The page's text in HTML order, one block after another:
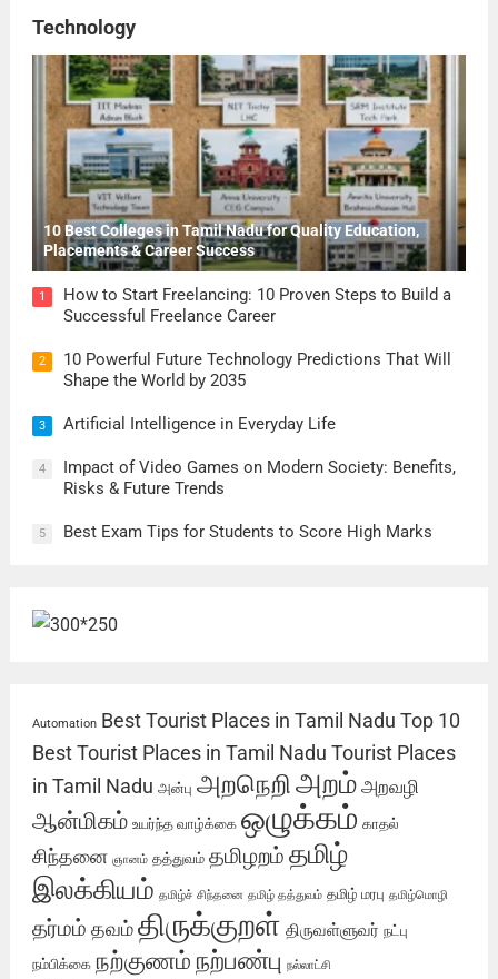
Technology
10 Best Colleges in Tamil Nadu for Quality Education,
Placements & Career Success
1
How to Start Freelancing: 10 Proven Steps to Build a
Successful Freelance Career
2
10 Powerful Future Technology Predictions That Will
Shape the World by 2035
3 Artificial Intelligence in Everyday Life
4
Impact of Video Games on Modern Society: Benefits,
Risks & Future Trends
5 Best Exam Tips for Students to Score High Marks
Automation Best Tourist Places in Tamil Nadu Top 10
Best Tourist Places in Tamil Nadu Tourist Places
in Tamil Nadu அன்பு அறநெறிஅறம் அறவழி
ஆன்மிகம் உயர்ந்த வாழ்க்கை ஒழுக்கம் காதல்
சிந்தனை ஞானம் தத்துவம் தமிழறம் தமிழ்
இலக்கியம் தமிழ்ச் சிந்தனை தமிழ் தத்துவம் தமிழ் மரபு தமிழ்மொழி
தர்மம் தவம்திருக்குறள் திருவள்ளுவர் நட்பு
நம்பிக்கை நற்குணம் நற்பண்பு நல்லாட்சி